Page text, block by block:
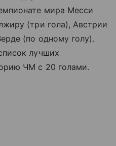
мира Месси
(три гола), Австрии
(по одному голу).
лучших
ЧМ с 20 голами.